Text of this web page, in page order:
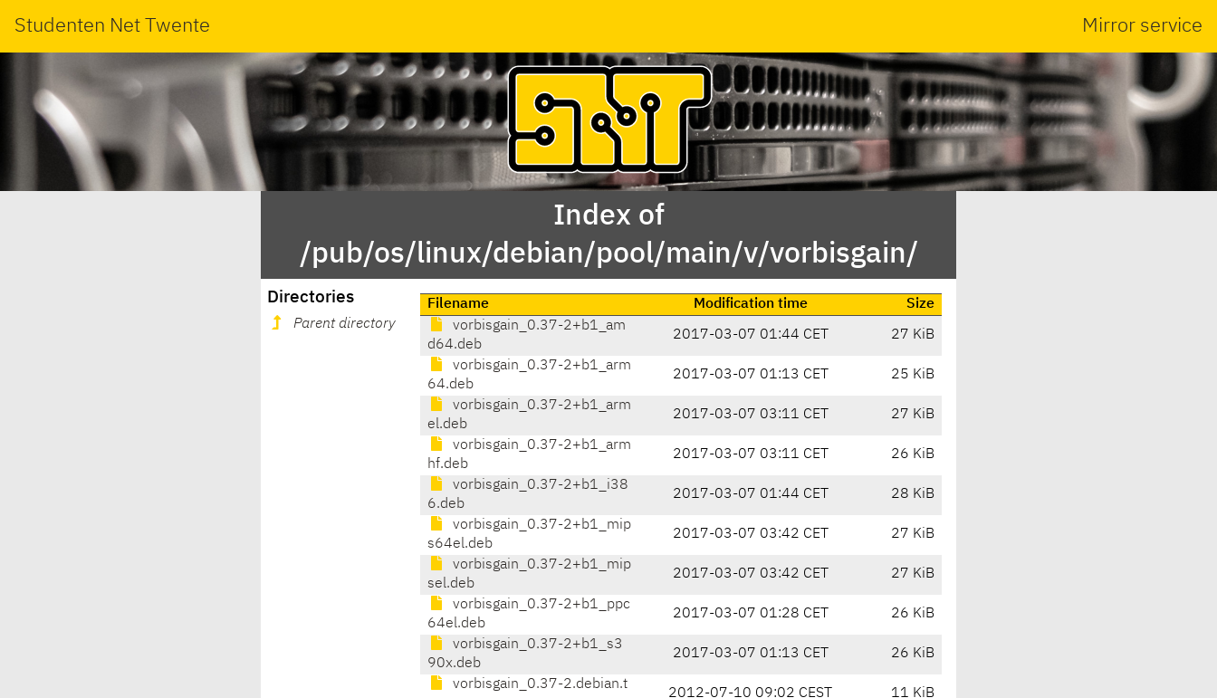
Studenten Net Twente Mirror service
Index of
/pub/os/linux/debian/pool/main/v/vorbisgain/
Directories
Parent directory
Filename Modification time
Size
vorbisgain_0.37-2+b1_am
d64.deb
2017-03-07 01:44 CET 27 KiB
vorbisgain_0.37-2+b1_arm
64.deb
2017-03-07 01:13 CET 25 KiB
vorbisgain_0.37-2+b1_arm
el.deb
2017-03-07 03:11 CET 27 KiB
vorbisgain_0.37-2+b1_arm
hf.deb
2017-03-07 03:11 CET 26 KiB
vorbisgain_0.37-2+b1_i38
6.deb
2017-03-07 01:44 CET 28 KiB
vorbisgain_0.37-2+b1_mip
s64el.deb
2017-03-07 03:42 CET 27 KiB
vorbisgain_0.37-2+b1_mip
sel.deb
2017-03-07 03:42 CET 27 KiB
vorbisgain_0.37-2+b1_ppc
64el.deb
2017-03-07 01:28 CET 26 KiB
vorbisgain_0.37-2+b1_s3
90x.deb
2017-03-07 01:13 CET 26 KiB
vorbisgain_0.37-2.debian.t
2012-07-10 09:02 CEST 11 KiB